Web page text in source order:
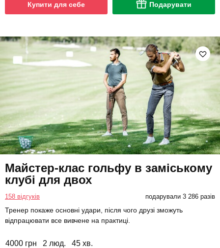
Купити для себе Подарувати
Майстер-клас гольфу в заміському
клубі для двох
158 відгуків подарували 3 286 разів
Тренер покаже основні удари, після чого друзі зможуть
відпрацювати все вивчене на практиці.
4000 грн 2 люд. 45 хв.